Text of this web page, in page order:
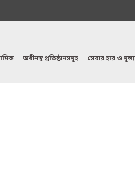
অধীনস্থ প্রতিষ্ঠানসমূহ সেবার হার ও মূল্য